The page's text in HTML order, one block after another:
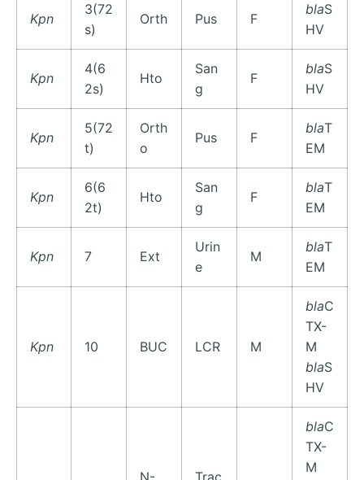
Kpn
3(72
s)
Orth Pus F
blaS
HV
Kpn
4(6
2s)
Hto
San
g
F
blaS
HV
Kpn
5(72
t)
Orth
o
Pus F
blaT
EM
Kpn
6(6
2t)
Hto
San
g
F
blaT
EM
Kpn 7 Ext
Urin
e
M
blaT
EM
Kpn 10 BUC LCR M
blaC
TX-
M
blaS
HV
blaC
TX-
M